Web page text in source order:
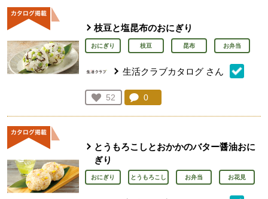
枝豆と塩昆布のおにぎり
おにぎり 枝豆 昆布 お弁当
生活クラブカタログ さん
お気に入り登録：
52
人が登録
コメント：
0
とうもろこしとおかかのバター醤油おに
ぎり
おにぎり とうもろこし お弁当 お花見